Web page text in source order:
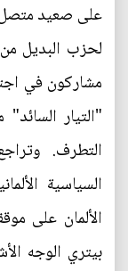
على صعيد متصل
لحزب البديل
مشاركون في
"التيار
التطرف.
السياسية
الألمان على
بيتري الوجه